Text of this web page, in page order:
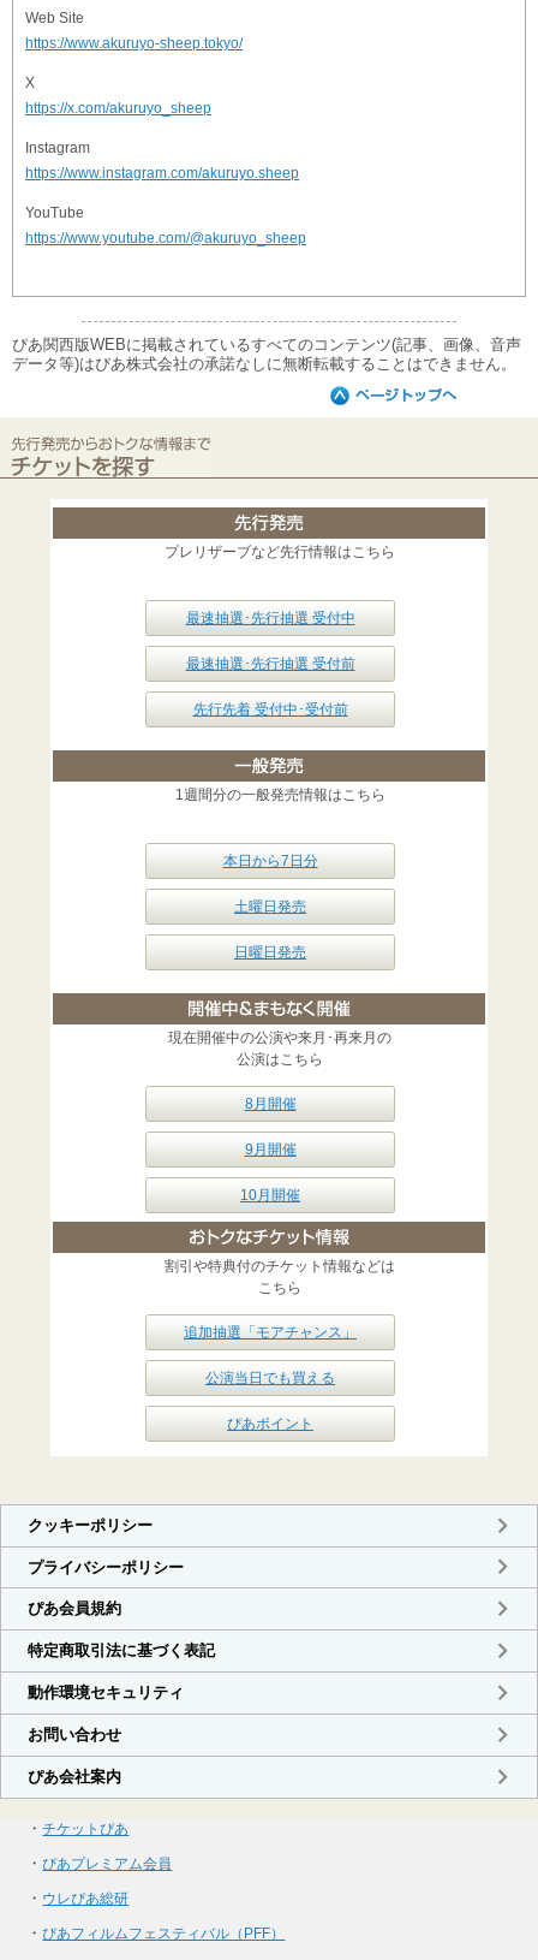
Web Site
https://www.akuruyo-sheep.tokyo/
X
https://x.com/akuruyo_sheep
Instagram
https://www.instagram.com/akuruyo.sheep
YouTube
https://www.youtube.com/@akuruyo_sheep
ぴあ関西版WEBに掲載されているすべてのコンテンツ(記事、画像、音声
データ等)はぴあ株式会社の承諾なしに無断転載することはできません。
プレリザーブなど先行情報はこちら
最速抽選･先行抽選 受付中
最速抽選･先行抽選 受付前
先行先着 受付中･受付前
1週間分の一般発売情報はこちら
本日から7日分
土曜日発売
日曜日発売
現在開催中の公演や来月･再来月の
公演はこちら
8月開催
9月開催
10月開催
割引や特典付のチケット情報などは
こちら
追加抽選「モアチャンス」
公演当日でも買える
ぴあポイント
・チケットぴあ
・ぴあプレミアム会員
・ ウレぴあ総研
・ぴあフィルムフェスティバル（PFF）